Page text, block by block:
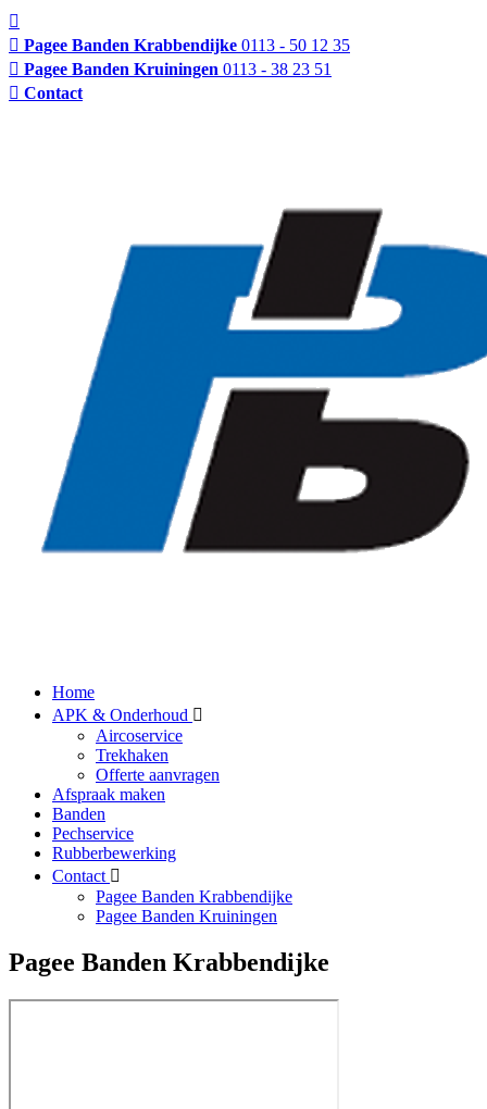
Pagee Banden Krabbendijke 0113 - 50 12 35
Pagee Banden Kruiningen 0113 - 38 23 51
Contact
Home
APK & Onderhoud
Aircoservice
Trekhaken
Offerte aanvragen
Afspraak maken
Banden
Pechservice
Rubberbewerking
Contact
Pagee Banden Krabbendijke
Pagee Banden Kruiningen
Pagee Banden Krabbendijke